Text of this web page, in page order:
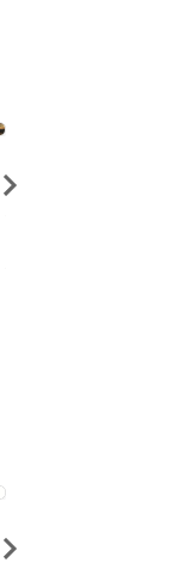
Rayssa Rodrigues
JORNADA DE UMA